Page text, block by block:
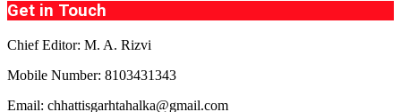
Get in Touch
Chief Editor: M. A. Rizvi
Mobile Number: 8103431343
Email: chhattisgarhtahalka@gmail.com